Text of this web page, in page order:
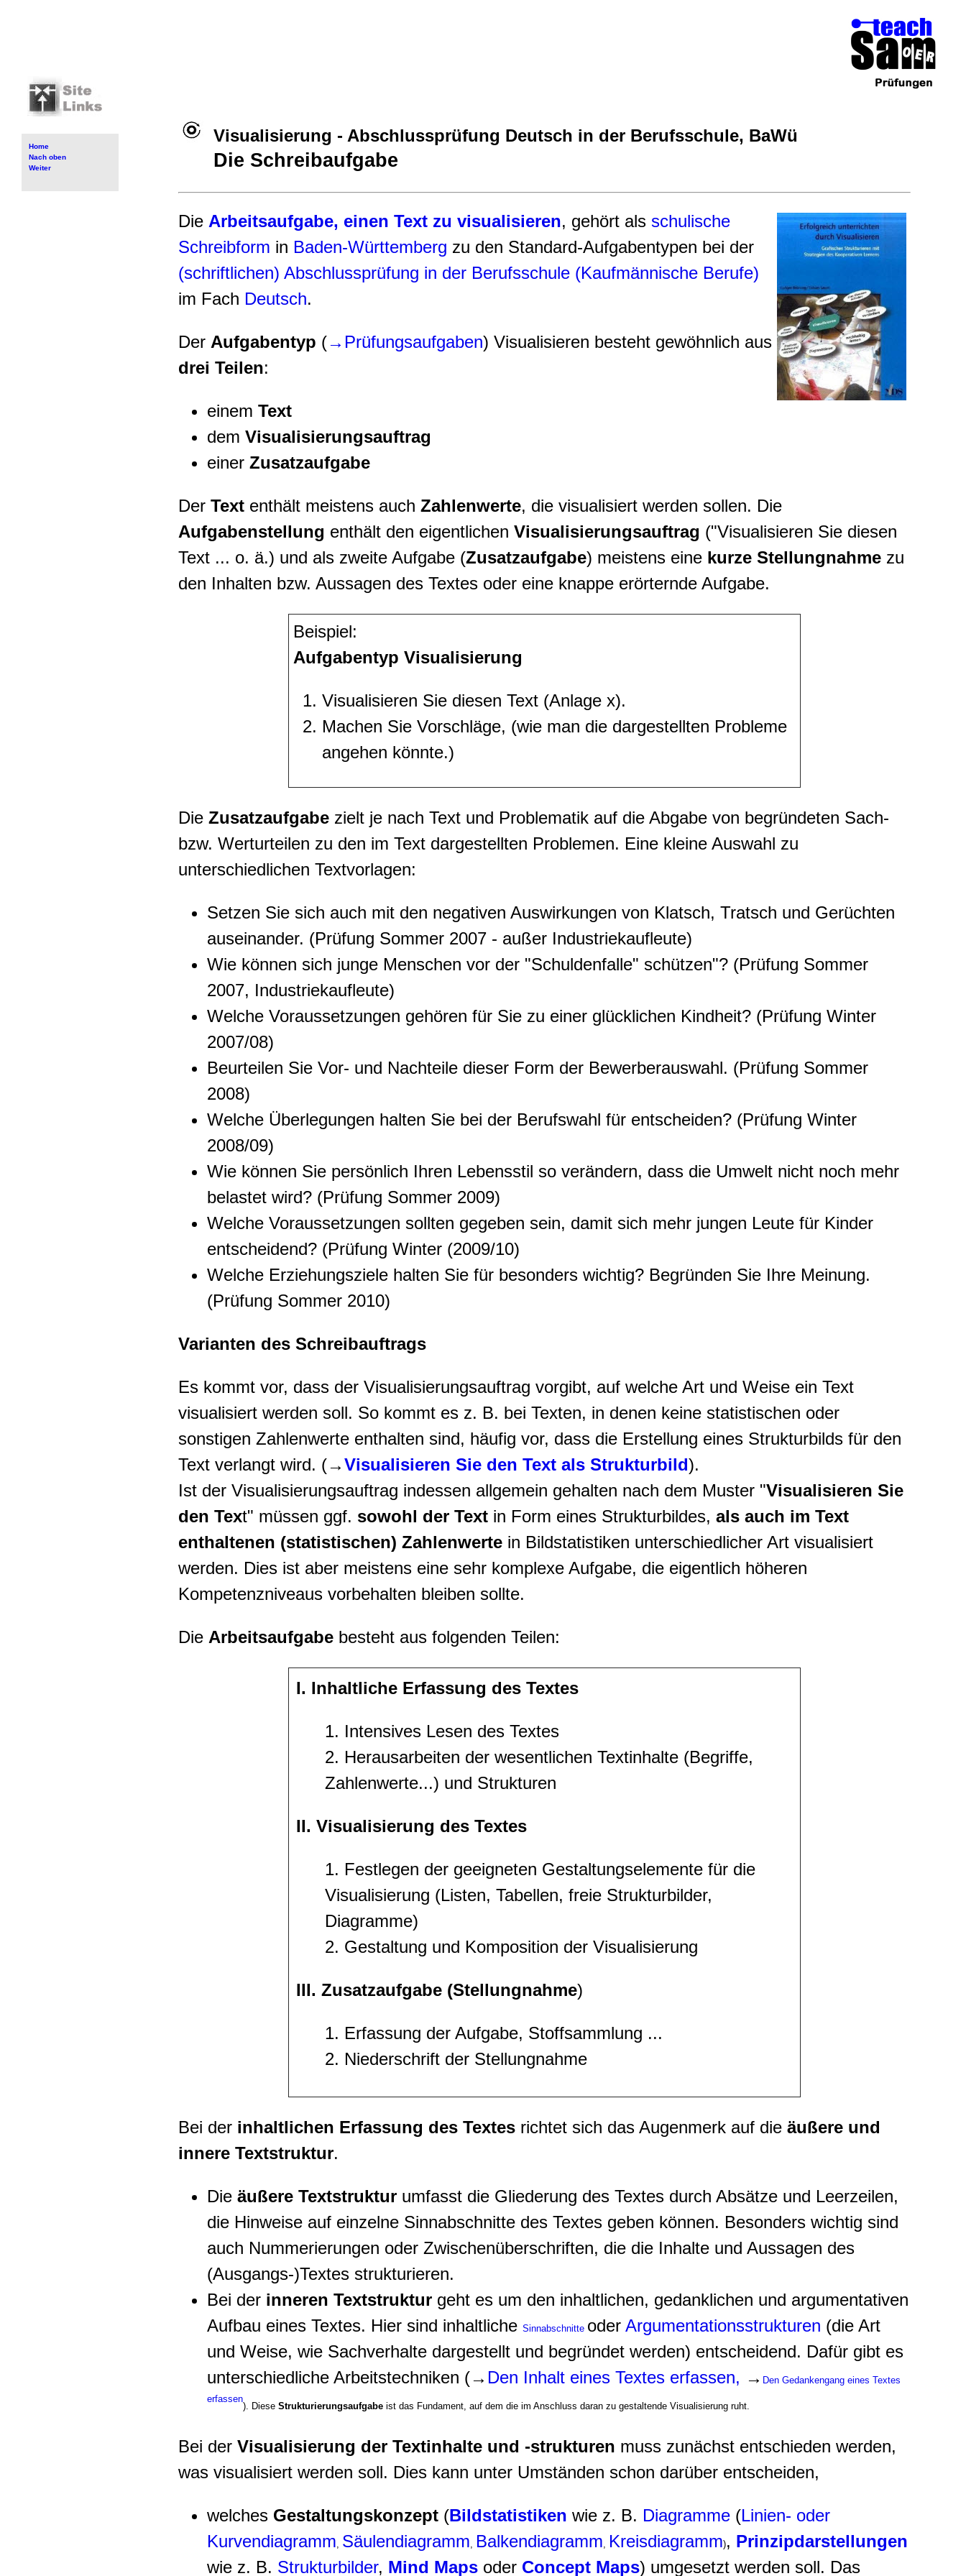
Home
Nach oben
Weiter
Visualisierung - Abschlussprüfung Deutsch in der Berufsschule, BaWü
Die Schreibaufgabe
Die Arbeitsaufgabe, einen Text zu visualisieren, gehört als schulische
Schreibform in Baden-Württemberg zu den Standard-Aufgabentypen bei der
(schriftlichen) Abschlussprüfung in der Berufsschule (Kaufmännische Berufe)
im Fach Deutsch.
Der Aufgabentyp (→Prüfungsaufgaben) Visualisieren besteht gewöhnlich aus
drei Teilen:
einem Text
dem Visualisierungsauftrag
einer Zusatzaufgabe
Der Text enthält meistens auch Zahlenwerte, die visualisiert werden sollen. Die
Aufgabenstellung enthält den eigentlichen Visualisierungsauftrag ("Visualisieren Sie diesen
Text ... o. ä.) und als zweite Aufgabe (Zusatzaufgabe) meistens eine kurze Stellungnahme zu
den Inhalten bzw. Aussagen des Textes oder eine knappe erörternde Aufgabe.
Beispiel:
Aufgabentyp Visualisierung
Visualisieren Sie diesen Text (Anlage x).
Machen Sie Vorschläge, (wie man die dargestellten Probleme
angehen könnte.)
Die Zusatzaufgabe zielt je nach Text und Problematik auf die Abgabe von begründeten Sach-
bzw. Werturteilen zu den im Text dargestellten Problemen. Eine kleine Auswahl zu
unterschiedlichen Textvorlagen:
Setzen Sie sich auch mit den negativen Auswirkungen von Klatsch, Tratsch und Gerüchten
auseinander. (Prüfung Sommer 2007 - außer Industriekaufleute)
Wie können sich junge Menschen vor der "Schuldenfalle" schützen"? (Prüfung Sommer
2007, Industriekaufleute)
Welche Voraussetzungen gehören für Sie zu einer glücklichen Kindheit? (Prüfung Winter
2007/08)
Beurteilen Sie Vor- und Nachteile dieser Form der Bewerberauswahl. (Prüfung Sommer
2008)
Welche Überlegungen halten Sie bei der Berufswahl für entscheiden? (Prüfung Winter
2008/09)
Wie können Sie persönlich Ihren Lebensstil so verändern, dass die Umwelt nicht noch mehr
belastet wird? (Prüfung Sommer 2009)
Welche Voraussetzungen sollten gegeben sein, damit sich mehr jungen Leute für Kinder
entscheidend? (Prüfung Winter (2009/10)
Welche Erziehungsziele halten Sie für besonders wichtig? Begründen Sie Ihre Meinung.
(Prüfung Sommer 2010)
Varianten des Schreibauftrags
Es kommt vor, dass der Visualisierungsauftrag vorgibt, auf welche Art und Weise ein Text
visualisiert werden soll. So kommt es z. B. bei Texten, in denen keine statistischen oder
sonstigen Zahlenwerte enthalten sind, häufig vor, dass die Erstellung eines Strukturbilds für den
Text verlangt wird. (→Visualisieren Sie den Text als Strukturbild).
Ist der Visualisierungsauftrag indessen allgemein gehalten nach dem Muster "Visualisieren Sie
den Text" müssen ggf. sowohl der Text in Form eines Strukturbildes, als auch im Text
enthaltenen (statistischen) Zahlenwerte in Bildstatistiken unterschiedlicher Art visualisiert
werden. Dies ist aber meistens eine sehr komplexe Aufgabe, die eigentlich höheren
Kompetenzniveaus vorbehalten bleiben sollte.
Die Arbeitsaufgabe besteht aus folgenden Teilen:
I. Inhaltliche Erfassung des Textes
1. Intensives Lesen des Textes
2. Herausarbeiten der wesentlichen Textinhalte (Begriffe,
Zahlenwerte...) und Strukturen
II. Visualisierung des Textes
1. Festlegen der geeigneten Gestaltungselemente für die
Visualisierung (Listen, Tabellen, freie Strukturbilder,
Diagramme)
2. Gestaltung und Komposition der Visualisierung
III. Zusatzaufgabe (Stellungnahme)
1. Erfassung der Aufgabe, Stoffsammlung ...
2. Niederschrift der Stellungnahme
Bei der inhaltlichen Erfassung des Textes richtet sich das Augenmerk auf die äußere und
innere Textstruktur.
Die äußere Textstruktur umfasst die Gliederung des Textes durch Absätze und Leerzeilen,
die Hinweise auf einzelne Sinnabschnitte des Textes geben können. Besonders wichtig sind
auch Nummerierungen oder Zwischenüberschriften, die die Inhalte und Aussagen des
(Ausgangs-)Textes strukturieren.
Bei der inneren Textstruktur geht es um den inhaltlichen, gedanklichen und argumentativen
Aufbau eines Textes. Hier sind inhaltliche Sinnabschnitte oder Argumentationsstrukturen (die Art
und Weise, wie Sachverhalte dargestellt und begründet werden) entscheidend. Dafür gibt es
unterschiedliche Arbeitstechniken (→ Den Inhalt eines Textes erfassen, → Den Gedankengang eines Textes
erfassen). Diese Strukturierungsaufgabe ist das Fundament, auf dem die im Anschluss daran zu gestaltende Visualisierung ruht.
Bei der Visualisierung der Textinhalte und -strukturen muss zunächst entschieden werden,
was visualisiert werden soll. Dies kann unter Umständen schon darüber entscheiden,
welches Gestaltungskonzept (Bildstatistiken wie z. B. Diagramme (Linien- oder
Kurvendiagramm Säulendiagramm Balkendiagramm Kreisdiagramm), Prinzipdarstellungen
wie z. B. Strukturbilder, Mind Maps oder Concept Maps) umgesetzt werden soll. Das